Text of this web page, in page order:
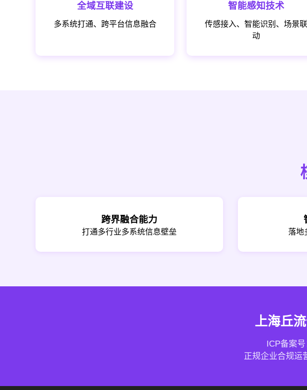
全域互联建设
多系统打通、跨平台信息融合
智能感知技术
传感接入、智能识别、场景联
动
跨界融合能力
打通多行业多系统信息壁垒 落地
上海丘
ICP备案号
正规企业合规运